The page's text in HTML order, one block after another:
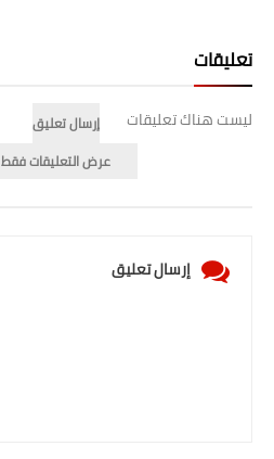
تعليقات
ليست هناك تعليقات
إرسال تعليق
عرض التعليقات فقط
إرسال تعليق